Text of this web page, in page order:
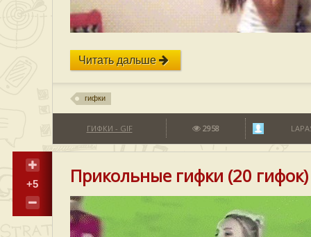
Читать дальше
гифки
ГИФКИ - GIF 2958
+5 Прикольные гифки (20